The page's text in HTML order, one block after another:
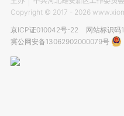
Copyright © 2017 - 2026
京ICP证010042号-22
网站标识码
冀公网安备13062902000079号